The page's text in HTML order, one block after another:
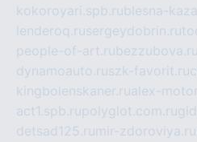
kokoroyari.spb.rublesna-
lenderoq.rusergeydobrin.ru
people-of-art.rubezzubova.ru
dynamoauto.ruszk-favorit.ru
kingbolenskaner.rualex-
act1.spb.rupolyglot.com.ru
detsad125.ru mir-zdoroviya.ru